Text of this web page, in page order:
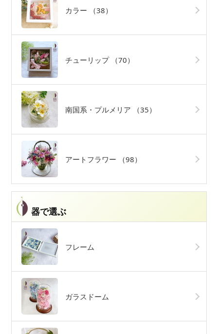
カラー （38）
チューリップ （70）
南国系・プルメリア （35）
アートフラワー （98）
器で選ぶ
フレーム
ガラスドーム